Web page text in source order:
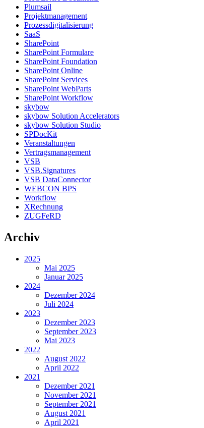
Plumsail
Projektmanagement
Prozessdigitalisierung
SaaS
SharePoint
SharePoint Formulare
SharePoint Foundation
SharePoint Online
SharePoint Services
SharePoint WebParts
SharePoint Workflow
skybow
skybow Solution Accelerators
skybow Solution Studio
SPDocKit
Veranstaltungen
Vertragsmanagement
VSB
VSB.Signatures
VSB DataConnector
WEBCON BPS
Workflow
XRechnung
ZUGFeRD
Archiv
2025
Mai 2025
Januar 2025
2024
Dezember 2024
Juli 2024
2023
Dezember 2023
September 2023
Mai 2023
2022
August 2022
April 2022
2021
Dezember 2021
November 2021
September 2021
August 2021
April 2021